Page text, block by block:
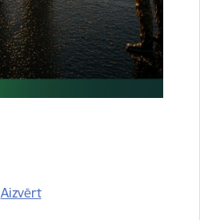
Aizvērt